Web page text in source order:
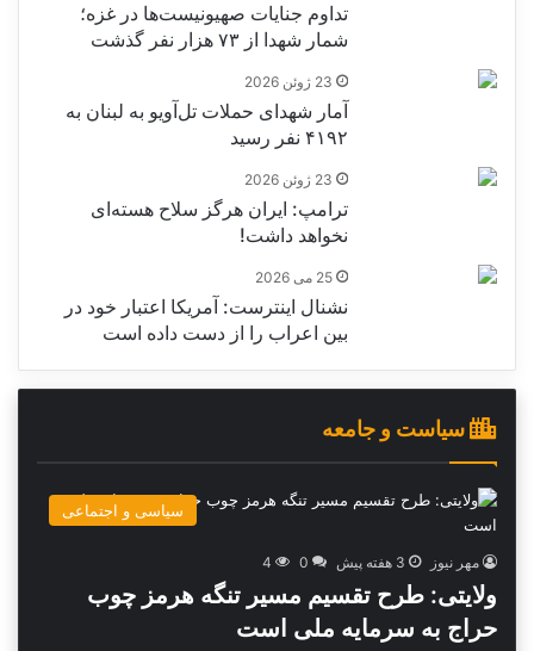
تداوم جنایات صهیونیست‌ها در غزه؛
شمار شهدا از ۷۳ هزار نفر گذشت
23 ژوئن 2026
آمار شهدای حملات تل‌‎آویو به لبنان به
۴۱۹۲ نفر رسید
23 ژوئن 2026
ترامپ: ایران هرگز سلاح هسته‌ای
نخواهد داشت!
25 می 2026
نشنال اینترست: آمریکا اعتبار خود در
بین اعراب را از دست داده است
سیاست و جامعه
سیاسی و اجتماعی
مهر نیوز 3 هفته پیش 0
4
ولایتی: طرح تقسیم مسیر تنگه هرمز چوب
حراج به سرمایه ملی است